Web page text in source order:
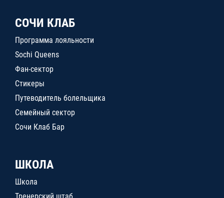
СОЧИ КЛАБ
Программа лояльности
Sochi Queens
Фан-сектор
Стикеры
Путеводитель болельщика
Семейный сектор
Сочи Клаб Бар
ШКОЛА
Школа